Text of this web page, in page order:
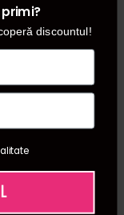
discountul!